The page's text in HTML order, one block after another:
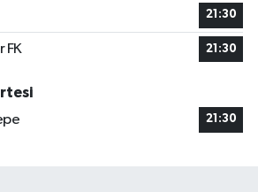
21:30
FK 21:30
21:30